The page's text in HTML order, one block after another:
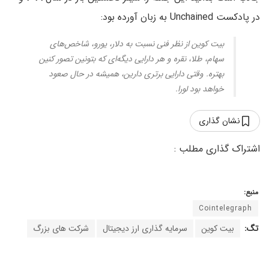
در پادکست Unchained به زبان آورده بود:
بیت کوین از نظر فنی نسبت به دلار، یورو، شاخص‌های
سهام، طلا، نقره و هر دارایی دیگه‌ای که بتونین تصور کنین
بهتره. وقتی دارایی برتری دارین، همیشه در حال صعود
خواهد بود لورا.
نشان گذاری
منبع:
Cointelegraph
تگ: بیت کوین سرمایه گذاری ارز دیجیتال شرکت های بزرگ